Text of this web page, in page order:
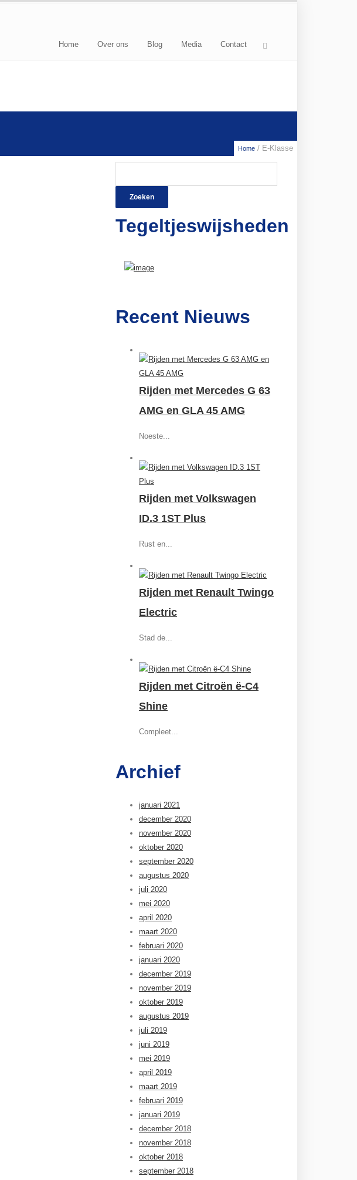
Home Over ons Blog Media Contact
Home / E-Klasse
Tegeltjeswijsheden
Recent Nieuws
Rijden met Mercedes G 63
AMG en GLA 45 AMG
Noeste...
Rijden met Volkswagen
ID.3 1ST Plus
Rust en...
Rijden met Renault Twingo
Electric
Stad de...
Rijden met Citroën ë-C4
Shine
Compleet...
Archief
januari 2021
december 2020
november 2020
oktober 2020
september 2020
augustus 2020
juli 2020
mei 2020
april 2020
maart 2020
februari 2020
januari 2020
december 2019
november 2019
oktober 2019
augustus 2019
juli 2019
juni 2019
mei 2019
april 2019
maart 2019
februari 2019
januari 2019
december 2018
november 2018
oktober 2018
september 2018